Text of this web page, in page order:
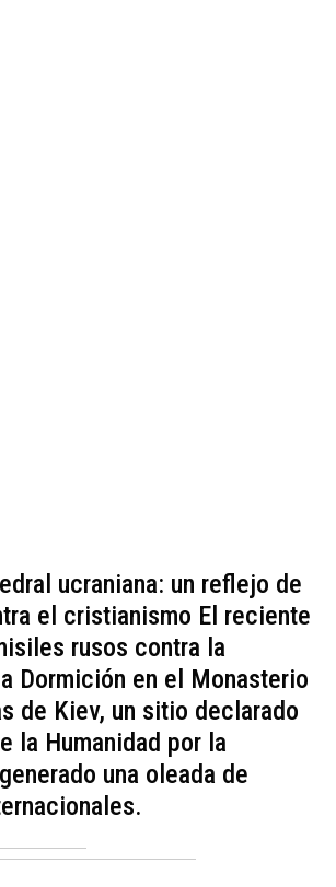
ucraniana: un reflejo de
el cristianismo El reciente
rusos contra la
Dormición en el Monasterio
de Kiev, un sitio declarado
la Humanidad por la
una oleada de